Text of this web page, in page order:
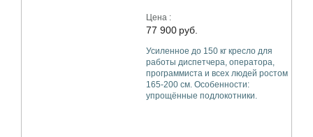
Цена :
77 900 руб.
Усиленное до 150 кг кресло для
работы диспетчера, оператора,
программиста и всех людей ростом
165-200 см. Особенности:
упрощённые подлокотники.